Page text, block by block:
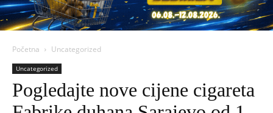
Početna Uncategorized
Uncategorized
Pogledajte nove cijene cigareta